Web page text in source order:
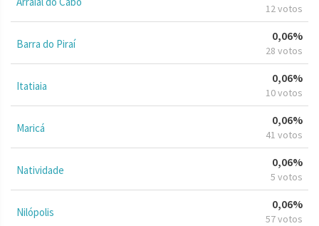
12 votos
Barra do Piraí
0,06%
28 votos
Itatiaia
0,06%
10 votos
Maricá
0,06%
41 votos
Natividade
0,06%
5 votos
Nilópolis
0,06%
57 votos